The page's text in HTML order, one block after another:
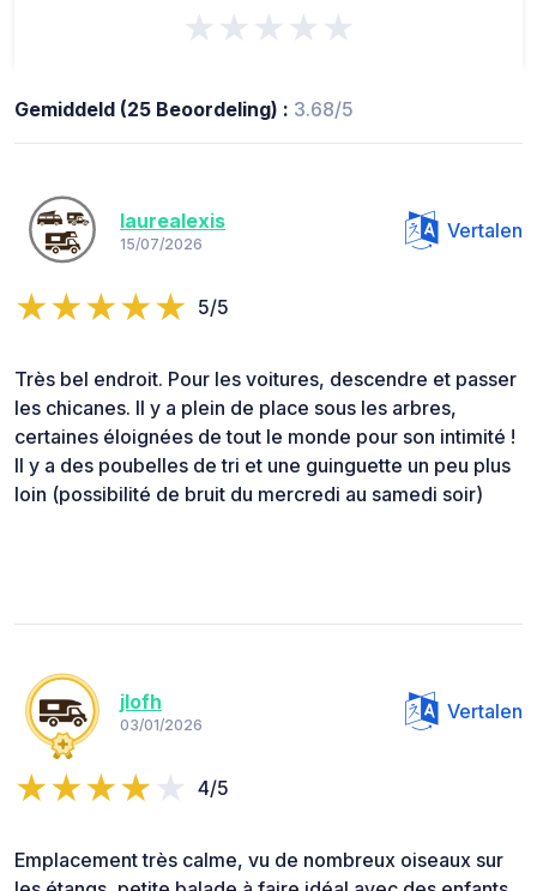
★★★★★
Gemiddeld (25 Beoordeling) : 3.68/5
laurealexis
15/07/2026
Vertalen
5/5
Très bel endroit. Pour les voitures, descendre et passer
les chicanes. Il y a plein de place sous les arbres,
certaines éloignées de tout le monde pour son intimité !
Il y a des poubelles de tri et une guinguette un peu plus
loin (possibilité de bruit du mercredi au samedi soir)
jlofh
03/01/2026
Vertalen
4/5
Emplacement très calme, vu de nombreux oiseaux sur